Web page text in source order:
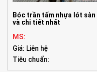
Bóc trần tấm nhựa lót
và chi tiết nhất
MS:
Giá: Liên hệ
Tiêu chuẩn: